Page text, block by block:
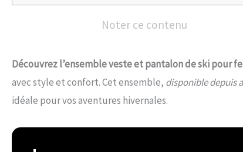
Noter ce contenu
Découvrez l’ensemble veste et pantalon de ski pour
avec style et confort. Cet ensemble, disponible depuis
idéale pour vos aventures hivernales.